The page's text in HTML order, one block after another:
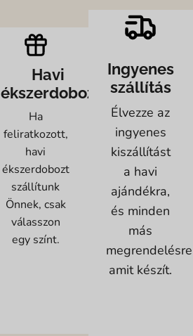
Havi
ékszerdoboz
Ha
feliratkozott,
havi
ékszerdobozt
szállítunk
Önnek, csak
válasszon
egy színt.
Ingyenes
szállítás
Élvezze az
ingyenes
kiszállítást
a havi
ajándékra,
és minden
más
amit készít.